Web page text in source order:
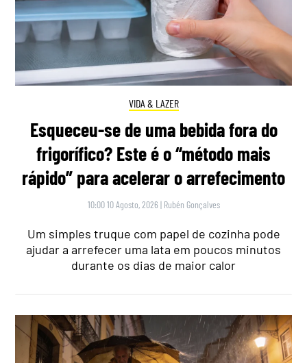
VIDA & LAZER
Esqueceu-se de uma bebida fora do
frigorífico? Este é o “método mais
rápido” para acelerar o arrefecimento
10:00 10 Agosto, 2026 | Rubén Gonçalves
Um simples truque com papel de cozinha pode
ajudar a arrefecer uma lata em poucos minutos
durante os dias de maior calor